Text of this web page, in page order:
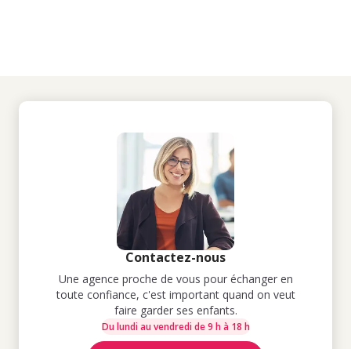
Contactez-nous
Une agence proche de vous pour échanger en
toute confiance, c'est important quand on veut
faire garder ses enfants.
Du lundi au vendredi de 9 h à 18 h